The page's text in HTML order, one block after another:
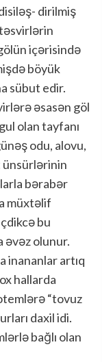
dirilmiş
içərisində
böyük
sübut edir.
əsasən göl
olan tayfanı
odu, alovu,
ünsürlərinin
bərabər
müxtəlif
bu
əvəz olunur.
inananlar artıq
hallarda
“tovuz
daxil idi.
bağlı olan